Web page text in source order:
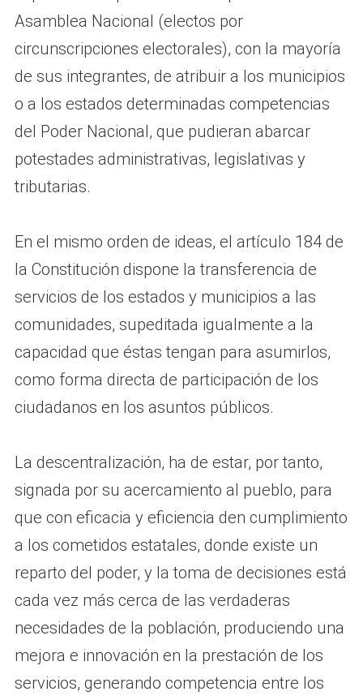
Asamblea Nacional (electos por
circunscripciones electorales), con la mayoría
de sus integrantes, de atribuir a los municipios
o a los estados determinadas competencias
del Poder Nacional, que pudieran abarcar
potestades administrativas, legislativas y
tributarias.
En el mismo orden de ideas, el artículo 184 de
la Constitución dispone la transferencia de
servicios de los estados y municipios a las
comunidades, supeditada igualmente a la
capacidad que éstas tengan para asumirlos,
como forma directa de participación de los
ciudadanos en los asuntos públicos.
La descentralización, ha de estar, por tanto,
signada por su acercamiento al pueblo, para
que con eficacia y eficiencia den cumplimiento
a los cometidos estatales, donde existe un
reparto del poder, y la toma de decisiones está
cada vez más cerca de las verdaderas
necesidades de la población, produciendo una
mejora e innovación en la prestación de los
servicios, generando competencia entre los